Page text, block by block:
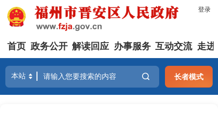
登录
首页 政务公开 解读回应 办事服务 互动交流 走进
长者模式